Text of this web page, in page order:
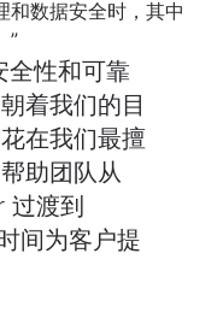
和数据安全时，其中
”
全性和可靠
着我们的目
在我们最擅
助团队从
渡到
间为客户提